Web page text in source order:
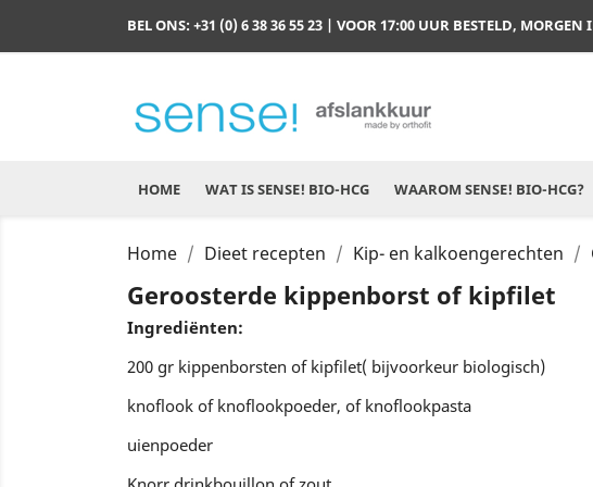
BEL ONS: +31 (0) 6 38 36 55 23 | VOOR 17:00 UUR BESTELD, MORGEN
HOME WAT IS SENSE! BIO-HCG WAAROM SENSE! BIO-HCG?
Home Dieet recepten Kip- en kalkoengerechten
Geroosterde kippenborst of kipfilet
Ingrediënten:
200 gr kippenborsten of kipfilet( bijvoorkeur biologisch)
knoflook of knoflookpoeder, of knoflookpasta
uienpoeder